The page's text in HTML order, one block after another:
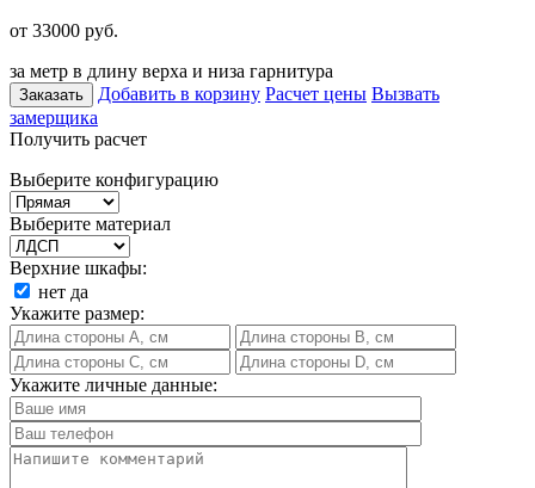
от 33000 руб.
за метр в длину верха и низа гарнитура
Заказать Добавить в корзину Расчет цены Вызвать
замерщика
Получить расчет
Выберите конфигурацию
Выберите материал
Верхние шкафы:
нет да
Укажите размер:
Укажите личные данные: